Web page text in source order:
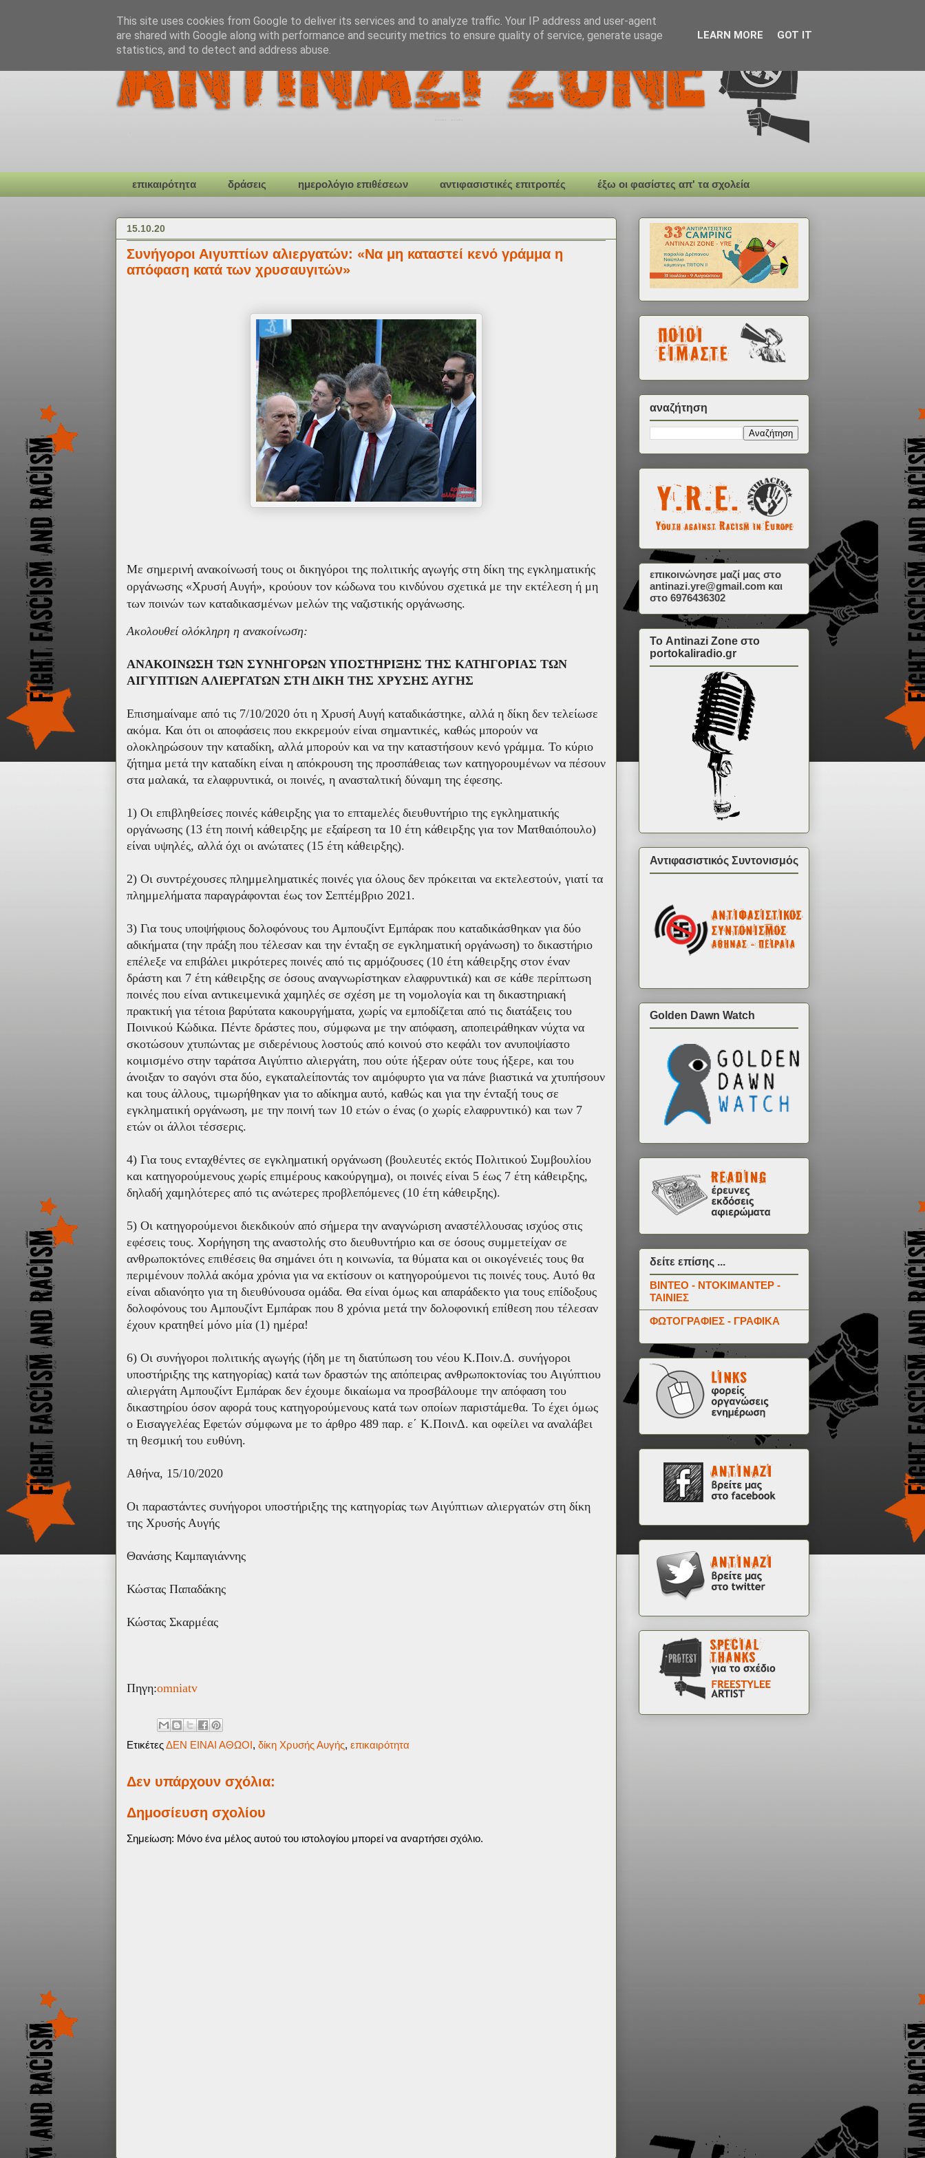
επικαιρότητα δράσεις ημερολόγιο επιθέσεων αντιφασιστικές επιτροπές έξω οι φασίστες απ' τα σχολεία
15.10.20
Συνήγοροι Αιγυπτίων αλιεργατών: «Να μη καταστεί κενό γράμμα η
απόφαση κατά των χρυσαυγιτών»
Με σημερινή ανακοίνωσή τους οι δικηγόροι της πολιτικής αγωγής στη δίκη της εγκληματικής
οργάνωσης «Χρυσή Αυγή», κρούουν τον κώδωνα του κινδύνου σχετικά με την εκτέλεση ή μη
των ποινών των καταδικασμένων μελών της ναζιστικής οργάνωσης.
Ακολουθεί ολόκληρη η ανακοίνωση:
ΑΝΑΚΟΙΝΩΣΗ ΤΩΝ ΣΥΝΗΓΟΡΩΝ ΥΠΟΣΤΗΡΙΞΗΣ ΤΗΣ ΚΑΤΗΓΟΡΙΑΣ ΤΩΝ
ΑΙΓΥΠΤΙΩΝ ΑΛΙΕΡΓΑΤΩΝ ΣΤΗ ΔΙΚΗ ΤΗΣ ΧΡΥΣΗΣ ΑΥΓΗΣ
Επισημαίναμε από τις 7/10/2020 ότι η Χρυσή Αυγή καταδικάστηκε, αλλά η δίκη δεν τελείωσε
ακόμα. Και ότι οι αποφάσεις που εκκρεμούν είναι σημαντικές, καθώς μπορούν να
ολοκληρώσουν την καταδίκη, αλλά μπορούν και να την καταστήσουν κενό γράμμα. Το κύριο
ζήτημα μετά την καταδίκη είναι η απόκρουση της προσπάθειας των κατηγορουμένων να πέσουν
στα μαλακά, τα ελαφρυντικά, οι ποινές, η ανασταλτική δύναμη της έφεσης.
1) Οι επιβληθείσες ποινές κάθειρξης για το επταμελές διευθυντήριο της εγκληματικής
οργάνωσης (13 έτη ποινή κάθειρξης με εξαίρεση τα 10 έτη κάθειρξης για τον Ματθαιόπουλο)
είναι υψηλές, αλλά όχι οι ανώτατες (15 έτη κάθειρξης).
2) Οι συντρέχουσες πλημμεληματικές ποινές για όλους δεν πρόκειται να εκτελεστούν, γιατί τα
πλημμελήματα παραγράφονται έως τον Σεπτέμβριο 2021.
3) Για τους υποψήφιους δολοφόνους του Αμπουζίντ Εμπάρακ που καταδικάσθηκαν για δύο
αδικήματα (την πράξη που τέλεσαν και την ένταξη σε εγκληματική οργάνωση) το δικαστήριο
επέλεξε να επιβάλει μικρότερες ποινές από τις αρμόζουσες (10 έτη κάθειρξης στον έναν
δράστη και 7 έτη κάθειρξης σε όσους αναγνωρίστηκαν ελαφρυντικά) και σε κάθε περίπτωση
ποινές που είναι αντικειμενικά χαμηλές σε σχέση με τη νομολογία και τη δικαστηριακή
πρακτική για τέτοια βαρύτατα κακουργήματα, χωρίς να εμποδίζεται από τις διατάξεις του
Ποινικού Κώδικα. Πέντε δράστες που, σύμφωνα με την απόφαση, αποπειράθηκαν νύχτα να
σκοτώσουν χτυπώντας με σιδερένιους λοστούς από κοινού στο κεφάλι τον ανυποψίαστο
κοιμισμένο στην ταράτσα Αιγύπτιο αλιεργάτη, που ούτε ήξεραν ούτε τους ήξερε, και του
άνοιξαν το σαγόνι στα δύο, εγκαταλείποντάς τον αιμόφυρτο για να πάνε βιαστικά να χτυπήσουν
και τους άλλους, τιμωρήθηκαν για το αδίκημα αυτό, καθώς και για την ένταξή τους σε
εγκληματική οργάνωση, με την ποινή των 10 ετών ο ένας (ο χωρίς ελαφρυντικό) και των 7
ετών οι άλλοι τέσσερις.
4) Για τους ενταχθέντες σε εγκληματική οργάνωση (βουλευτές εκτός Πολιτικού Συμβουλίου
και κατηγορούμενους χωρίς επιμέρους κακούργημα), οι ποινές είναι 5 έως 7 έτη κάθειρξης,
δηλαδή χαμηλότερες από τις ανώτερες προβλεπόμενες (10 έτη κάθειρξης).
5) Οι κατηγορούμενοι διεκδικούν από σήμερα την αναγνώριση αναστέλλουσας ισχύος στις
εφέσεις τους. Χορήγηση της αναστολής στο διευθυντήριο και σε όσους συμμετείχαν σε
ανθρωποκτόνες επιθέσεις θα σημάνει ότι η κοινωνία, τα θύματα και οι οικογένειές τους θα
περιμένουν πολλά ακόμα χρόνια για να εκτίσουν οι κατηγορούμενοι τις ποινές τους. Αυτό θα
είναι αδιανόητο για τη διευθύνουσα ομάδα. Θα είναι όμως και απαράδεκτο για τους επίδοξους
δολοφόνους του Αμπουζίντ Εμπάρακ που 8 χρόνια μετά την δολοφονική επίθεση που τέλεσαν
έχουν κρατηθεί μόνο μία (1) ημέρα!
6) Οι συνήγοροι πολιτικής αγωγής (ήδη με τη διατύπωση του νέου Κ.Ποιν.Δ. συνήγοροι
υποστήριξης της κατηγορίας) κατά των δραστών της απόπειρας ανθρωποκτονίας του Αιγύπτιου
αλιεργάτη Αμπουζίντ Εμπάρακ δεν έχουμε δικαίωμα να προσβάλουμε την απόφαση του
δικαστηρίου όσον αφορά τους κατηγορούμενους κατά των οποίων παριστάμεθα. Το έχει όμως
ο Εισαγγελέας Εφετών σύμφωνα με το άρθρο 489 παρ. ε΄ Κ.ΠοινΔ. και οφείλει να αναλάβει
τη θεσμική του ευθύνη.
Αθήνα, 15/10/2020
Οι παραστάντες συνήγοροι υποστήριξης της κατηγορίας των Αιγύπτιων αλιεργατών στη δίκη
της Χρυσής Αυγής
Θανάσης Καμπαγιάννης
Κώστας Παπαδάκης
Κώστας Σκαρμέας
Πηγη:omniatv
ΕτικέτεςΔΕΝ ΕΙΝΑΙ ΑΘΩΟΙ, δίκη Χρυσής Αυγής, επικαιρότητα
Δεν υπάρχουν σχόλια:
Δημοσίευση σχολίου
Σημείωση: Μόνο ένα μέλος αυτού του ιστολογίου μπορεί να αναρτήσει σχόλιο.
αναζήτηση
επικοινώνησε μαζί μας στο
antinazi.yre@gmail.com και
στο 6976436302
Το Antinazi Zone στο
portokaliradio.gr
Αντιφασιστικός Συντονισμός
Golden Dawn Watch
δείτε επίσης ...
ΒΙΝΤΕΟ - ΝΤΟΚΙΜΑΝΤΕΡ -
ΤΑΙΝΙΕΣ
ΦΩΤΟΓΡΑΦΙΕΣ - ΓΡΑΦΙΚΑ
This site uses cookies from Google to deliver its services and to analyze traffic. Your IP address and user-agent
are shared with Google along with performance and security metrics to ensure quality of service, generate usage
statistics, and to detect and address abuse.
LEARN MORE GOT IT